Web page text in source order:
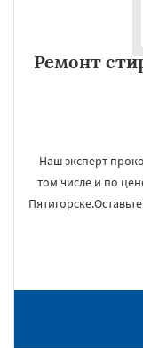
Ремонт
Наш эксперт
том числе и по